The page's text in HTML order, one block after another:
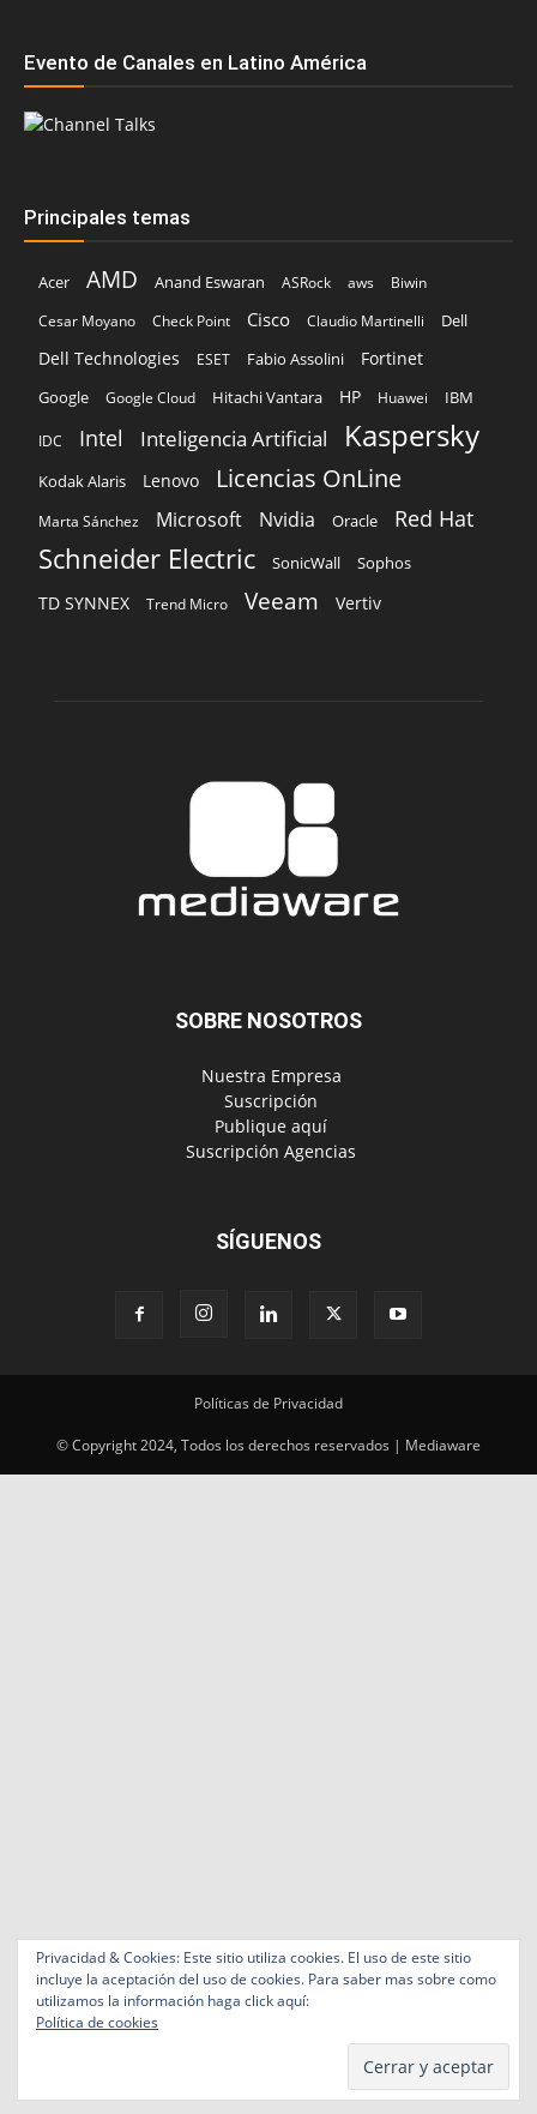
Evento de Canales en Latino América
Principales temas
Acer AMD Anand Eswaran ASRock aws
Biwin
Cesar Moyano
Check Point Cisco Claudio Martinelli Dell
Dell Technologies ESET Fabio Assolini Fortinet
Google Google Cloud Hitachi Vantara HP Huawei IBM
IDC Intel Inteligencia Artificial Kaspersky
Kodak Alaris Lenovo Licencias OnLine
Marta Sánchez Microsoft Nvidia Oracle Red Hat
Schneider Electric SonicWall Sophos
TD SYNNEX Trend Micro Veeam Vertiv
SOBRE NOSOTROS
‎ Nuestra Empresa
‎ Suscripción
‎ Publique aquí
‎ Suscripción Agencias
SÍGUENOS
Políticas de Privacidad
© Copyright 2024, Todos los derechos reservados | Mediaware
Privacidad & Cookies: Este sitio utiliza cookies. El uso de este sitio
incluye la aceptación del uso de cookies. Para saber mas sobre como
utilizamos la información haga click aquí:
Política de cookies